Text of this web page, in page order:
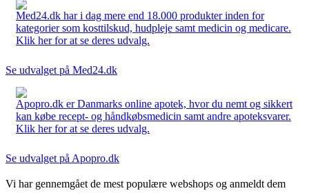
Med24.dk har i dag mere end 18.000 produkter inden for
kategorier som kosttilskud, hudpleje samt medicin og medicare.
Klik her for at se deres udvalg.
Se udvalget på Med24.dk
Apopro.dk er Danmarks online apotek, hvor du nemt og sikkert
kan købe recept- og håndkøbsmedicin samt andre apoteksvarer.
Klik her for at se deres udvalg.
Se udvalget på Apopro.dk
Vi har gennemgået de mest populære webshops og anmeldt dem